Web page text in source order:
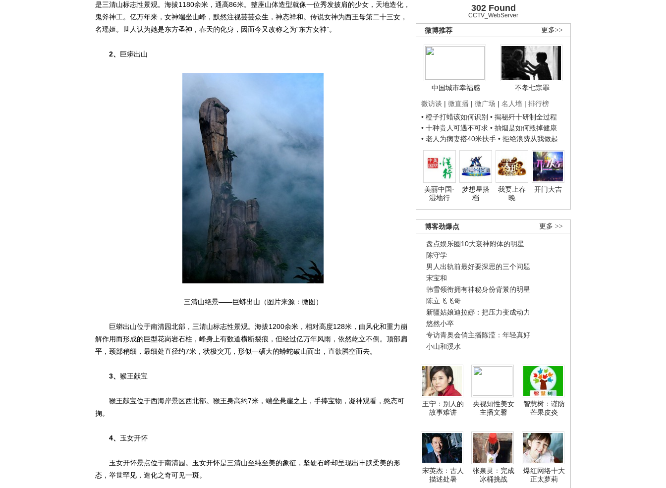
302 Found
CCTV_WebServer
更多>>
微博推荐
中国城市幸福感
不孝七宗罪
微访谈 | 微直播 | 微广场 | 名人墙 | 排行榜
• 橙子打蜡该如何识别 • 揭秘歼十研制全过程
• 十种贵人可遇不可求 • 抽烟是如何毁掉健康
• 老人为病妻搭40米扶手 • 拒绝浪费从我做起
美丽中国·
湿地行
梦想星搭
档
我要上春
晚
开门大吉
更多 >>
博客劲爆点
盘点娱乐圈10大衰神附体的明星
陈守学
男人出轨前最好要深思的三个问题
宋宝和
韩雪领衔拥有神秘身份背景的明星
陈立飞飞哥
新疆姑娘迪拉娜：把压力变成动力
悠然小卒
专访青奥会俏主播陈滢：年轻真好
小山和溪水
王宁：别人的
故事难讲
央视知性美女
主播文馨
智慧树：谨防
芒果皮炎
宋英杰：古人
描述处暑
张泉灵：完成
冰桶挑战
爆红网络十大
正太萝莉
是三清山标志性景观。海拔1180余米，通高86米。整座山体造型就像一位秀发披肩的少女，天地造化，
鬼斧神工。亿万年来，女神端坐山峰，默然注视芸芸众生，神态祥和。传说女神为西王母第二十三女，
名瑶姬。世人认为她是东方圣神，春天的化身，因而今又改称之为“东方女神”。
2、 巨蟒出山
三清山绝景——巨蟒出山（图片来源：微图）
巨蟒出山位于南清园北部，三清山标志性景观。海拔1200余米，相对高度128米，由风化和重力崩
解作用而形成的巨型花岗岩石柱，峰身上有数道横断裂痕，但经过亿万年风雨，依然屹立不倒。顶部扁
平，颈部稍细，最细处直径约7米，状极突兀，形似一硕大的蟒蛇破山而出，直欲腾空而去。
3、 猴王献宝
猴王献宝位于西海岸景区西北部。猴王身高约7米，端坐悬崖之上，手捧宝物，凝神观看，憨态可
掬。
4、 玉女开怀
玉女开怀景点位于南清园。玉女开怀是三清山至纯至美的象征，坚硬石峰却呈现出丰腴柔美的形
态，举世罕见，造化之奇可见一斑。